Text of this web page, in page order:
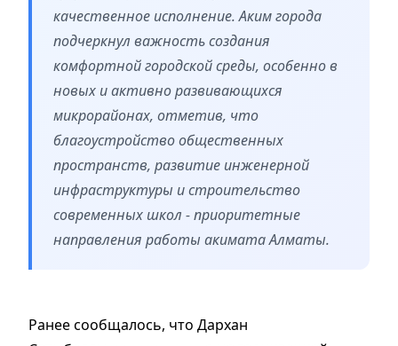
качественное исполнение. Аким города
подчеркнул важность создания
комфортной городской среды, особенно в
новых и активно развивающихся
микрорайонах, отметив, что
благоустройство общественных
пространств, развитие инженерной
инфраструктуры и строительство
современных школ - приоритетные
направления работы акимата Алматы.
Ранее сообщалось, что Дархан